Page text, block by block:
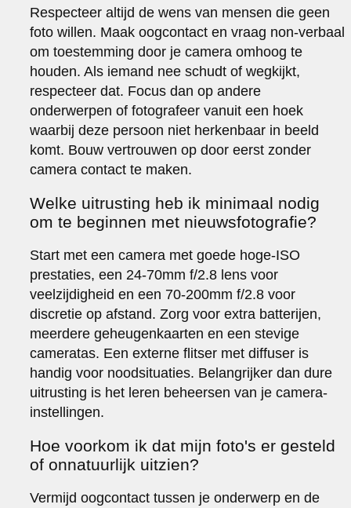
Respecteer altijd de wens van mensen die geen
foto willen. Maak oogcontact en vraag non-verbaal
om toestemming door je camera omhoog te
houden. Als iemand nee schudt of wegkijkt,
respecteer dat. Focus dan op andere
onderwerpen of fotografeer vanuit een hoek
waarbij deze persoon niet herkenbaar in beeld
komt. Bouw vertrouwen op door eerst zonder
camera contact te maken.
Welke uitrusting heb ik minimaal nodig
om te beginnen met nieuwsfotografie?
Start met een camera met goede hoge-ISO
prestaties, een 24-70mm f/2.8 lens voor
veelzijdigheid en een 70-200mm f/2.8 voor
discretie op afstand. Zorg voor extra batterijen,
meerdere geheugenkaarten en een stevige
cameratas. Een externe flitser met diffuser is
handig voor noodsituaties. Belangrijker dan dure
uitrusting is het leren beheersen van je camera-
instellingen.
Hoe voorkom ik dat mijn foto's er gesteld
of onnatuurlijk uitzien?
Vermijd oogcontact tussen je onderwerp en de